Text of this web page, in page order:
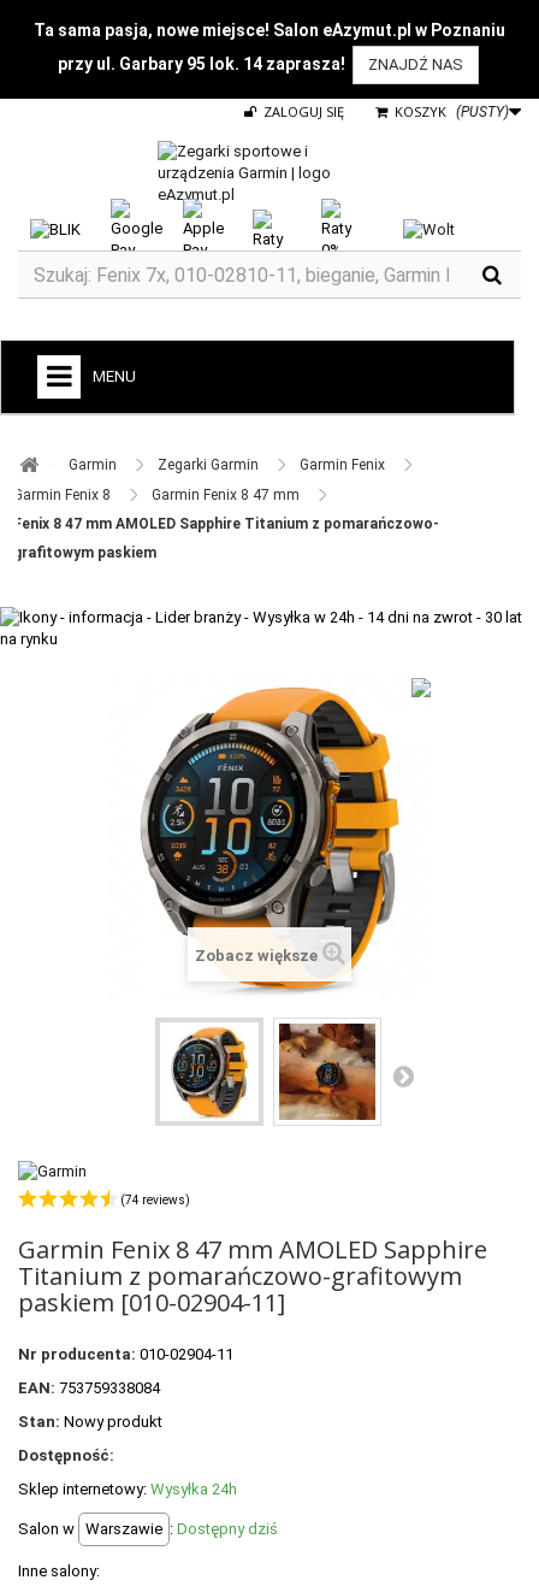
Ta sama pasja, nowe miejsce! Salon eAzymut.pl w Poznaniu
przy ul. Garbary 95 lok. 14 zaprasza!
ZNAJDŹ NAS
KOSZYK (PUSTY)
ZALOGUJ SIĘ
MENU
ZEGARKI DLA DZIECI GARMIN
ELITE
VOSTOK EUROPE ZEGARKI
VICTORINOX ZEGARKI
OBAKU DENMARK ZEGARKI
POLECANE PRODUKTY
OUTLET
+
Garmin ​ Zegarki Garmin ​
Garmin Fenix ​
Garmin Fenix 8 ​
Garmin Fenix 8 47 mm ​
Fenix 8 47 mm AMOLED Sapphire Titanium z pomarańczowo-
grafitowym paskiem
Zobacz większe
(74 reviews)
Garmin Fenix 8 47 mm AMOLED Sapphire
Titanium z pomarańczowo-grafitowym
paskiem [010-02904-11]
Nr producenta: 010-02904-11
EAN: 753759338084
Stan: Nowy produkt
Dostępność:
Sklep internetowy: Wysyłka 24h
Salon w Warszawie : Dostępny dziś
Inne salony: